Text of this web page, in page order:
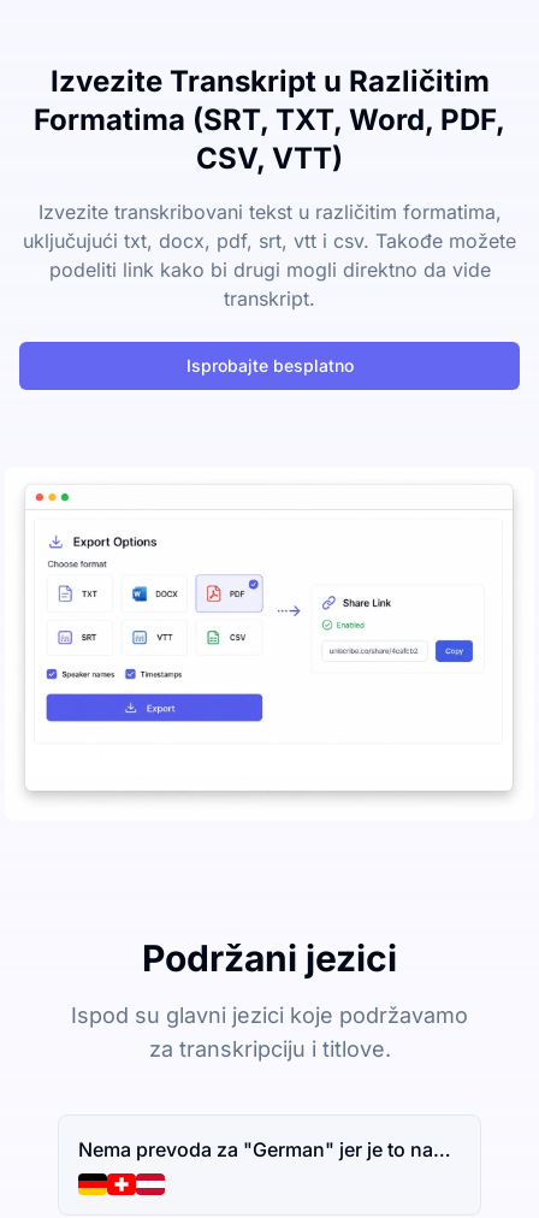
Izvezite Transkript u Različitim
Formatima (SRT, TXT, Word, PDF,
CSV, VTT)
Izvezite transkribovani tekst u različitim formatima,
uključujući txt, docx, pdf, srt, vtt i csv. Takođe možete
podeliti link kako bi drugi mogli direktno da vide
transkript.
Isprobajte besplatno
Podržani jezici
Ispod su glavni jezici koje podržavamo
za transkripciju i titlove.
Nema prevoda za "German" jer je to naziv jezika. Ako imate dodatni tekst za prevođenje, slobodno ga podelite.